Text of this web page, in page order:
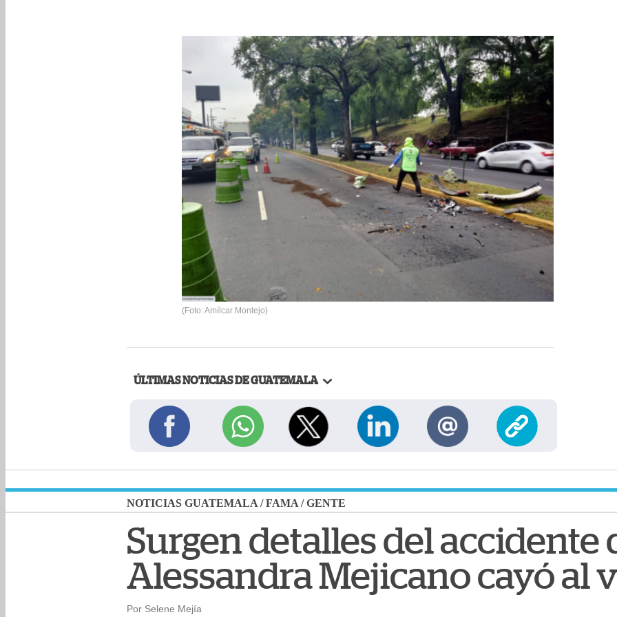
(Foto: Amílcar Montejo)
ÚLTIMAS NOTICIAS DE GUATEMALA
NOTICIAS GUATEMALA/FAMA/GENTE
Surgen detalles del accidente
Alessandra Mejicano cayó al
Por Selene Mejía